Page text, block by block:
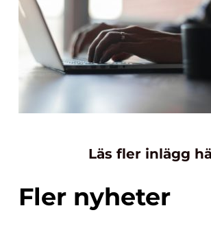
Läs fler inlägg
Fler nyheter